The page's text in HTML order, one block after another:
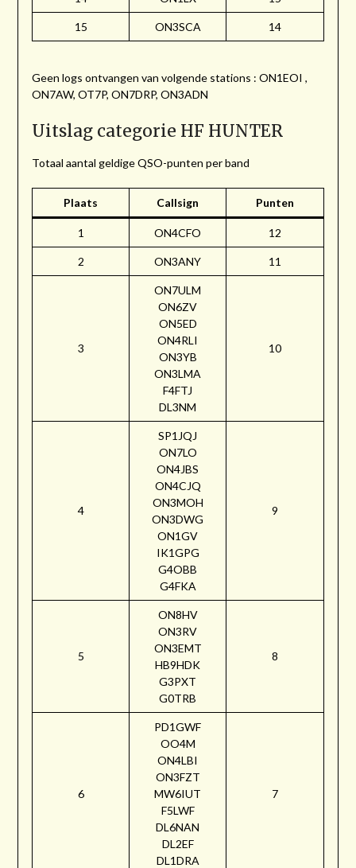
15 ON3SCA 14
Geen logs ontvangen van volgende stations : ON1EOI ,
ON7AW, OT7P, ON7DRP, ON3ADN
Uitslag categorie HF HUNTER
Totaal aantal geldige QSO-punten per band
Plaats Callsign Punten
1 ON4CFO 12
2 ON3ANY 11
3
ON7ULM
ON6ZV
ON5ED
ON4RLI
ON3YB
ON3LMA
F4FTJ
DL3NM
10
4
SP1JQJ
ON7LO
ON4JBS
ON4CJQ
ON3MOH
ON3DWG
ON1GV
IK1GPG
G4OBB
G4FKA
9
5
ON8HV
ON3RV
ON3EMT
HB9HDK
G3PXT
G0TRB
8
6
PD1GWF
OO4M
ON4LBI
ON3FZT
MW6IUT
F5LWF
DL6NAN
DL2EF
DL1DRA
7